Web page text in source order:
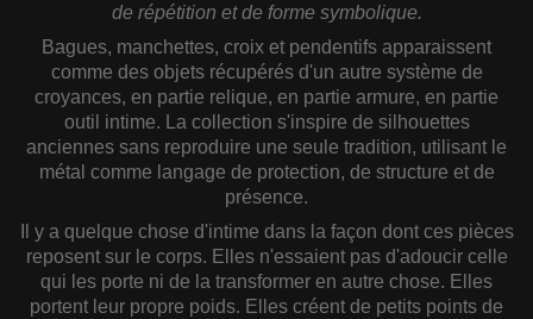
de répétition et de forme symbolique.
Bagues, manchettes, croix et pendentifs apparaissent
comme des objets récupérés d'un autre système de
croyances, en partie relique, en partie armure, en partie
outil intime. La collection s'inspire de silhouettes
anciennes sans reproduire une seule tradition, utilisant le
métal comme langage de protection, de structure et de
présence.
Il y a quelque chose d'intime dans la façon dont ces pièces
reposent sur le corps. Elles n'essaient pas d'adoucir celle
qui les porte ni de la transformer en autre chose. Elles
portent leur propre poids. Elles créent de petits points de